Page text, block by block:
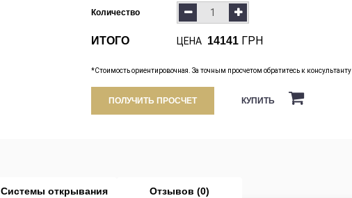
Количество
ИТОГО ЦЕНА 14141 ГРН
*Стоимость ориентировочная. За точным просчетом обратитесь к консультанту
ПОЛУЧИТЬ ПРОСЧЕТ КУПИТЬ
Cистемы открывания Отзывов (0)